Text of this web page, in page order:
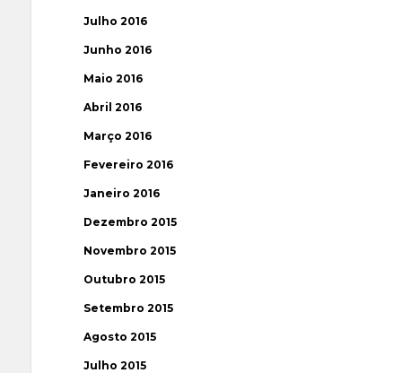
Julho 2016
Junho 2016
Maio 2016
Abril 2016
Março 2016
Fevereiro 2016
Janeiro 2016
Dezembro 2015
Novembro 2015
Outubro 2015
Setembro 2015
Agosto 2015
Julho 2015